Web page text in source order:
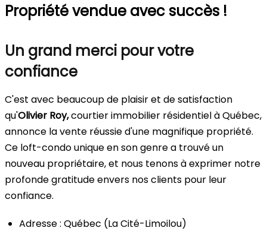
Propriété vendue avec succès !
Un grand merci pour votre
confiance
C'est avec beaucoup de plaisir et de satisfaction
qu'Olivier Roy,courtier immobilier résidentiel à Québec,
annonce la vente réussie d'une magnifique propriété.
Ce loft-condo unique en son genre a trouvé un
nouveau propriétaire, et nous tenons à exprimer notre
profonde gratitude envers nos clients pour leur
confiance.
Adresse : Québec (La Cité-Limoilou)